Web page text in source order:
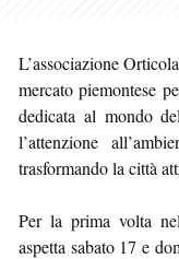
L’associazione
mercato piemontese
dedicata al mondo
l’attenzione
trasformando la città
Per la prima volta
aspetta sabato 17 e